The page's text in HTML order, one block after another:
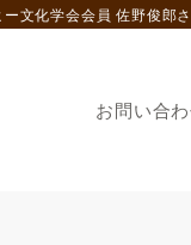
文化学会会員 佐野俊郎
お問い合